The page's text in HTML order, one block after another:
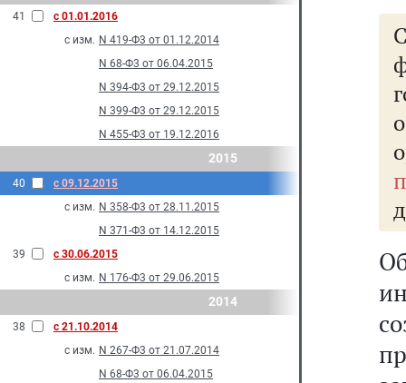
41
с 01.01.2016
с изм. N 419-Ф3 от 01.12.2014
N 68-Ф3 от 06.04.2015
N 394-Ф3 от 29.12.2015
N 399-Ф3 от 29.12.2015
N 455-Ф3 от 19.12.2016
2015
40
с 09.12.2015
с изм. N 358-Ф3 от 28.11.2015
N 371-Ф3 от 14.12.2015
39
с 30.06.2015
с изм. N 176-Ф3 от 29.06.2015
2014
38
с 21.10.2014
с изм. N 267-Ф3 от 21.07.2014
N 68-Ф3 от 06.04.2015